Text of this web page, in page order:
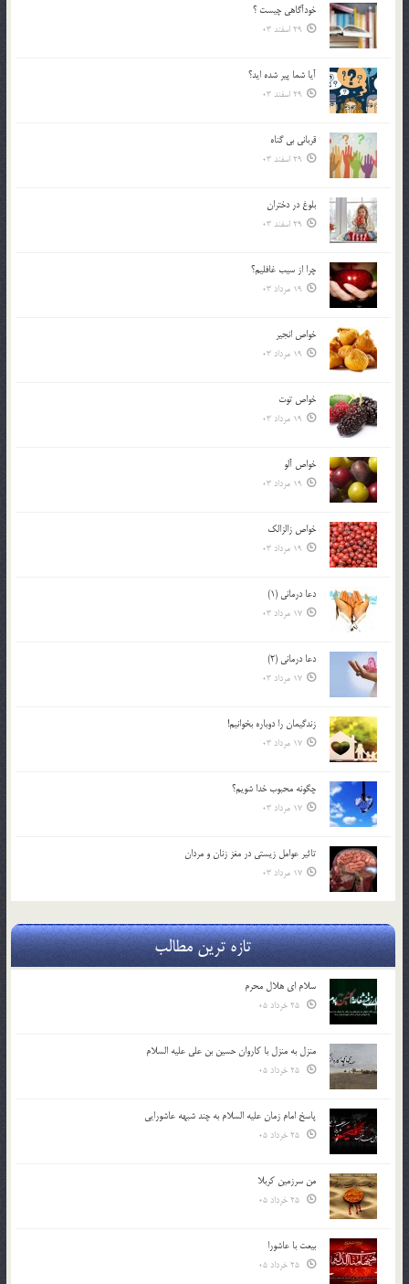
خودآگاهى چيست ؟
29 اسفند 03
آیا شما پیر شده اید؟
29 اسفند 03
قرباني بي گناه
29 اسفند 03
بلوغ در دختران
29 اسفند 03
چرا از سيب غافليم؟
19 مرداد 03
خواص انجير
19 مرداد 03
خواص توت
19 مرداد 03
خواص آلو
19 مرداد 03
خواص زالزالک
19 مرداد 03
دعا درمانی (1)
17 مرداد 03
دعا درمانی (2)
17 مرداد 03
زندگيمان را دوباره بخوانيم!
17 مرداد 03
چگونه محبوب خدا شويم؟
17 مرداد 03
تاثیر عوامل زيستي در مغز زنان و مردان
17 مرداد 03
تازه ترین مطالب
سلام ای هلال محرم
منزل به منزل با کاروان حسین بن علی علیه السلام
پاسخ امام زمان علیه السلام به چند شبهه عاشورایی
من سرزمین کربلا
بیعت با عاشورا